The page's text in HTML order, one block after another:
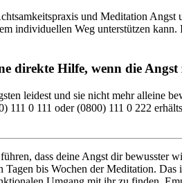
und Meditation
individuellen Weg unterstützen
direkte Hilfe, wenn die
leidest und sie nicht mehr alleine
111 0 111 oder (0800) 111 0 222
dass deine Angst dir bewusster
Tagen bis Wochen der Meditation.